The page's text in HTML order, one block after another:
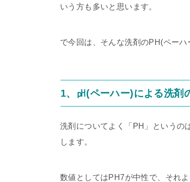
いう方も多いと思います。
で今回は、そんな洗剤のPH(ペー
1、㏗(ペーハー)による洗剤
洗剤についてよく「PH」というの
します。
数値としてはPH7が中性で、それ